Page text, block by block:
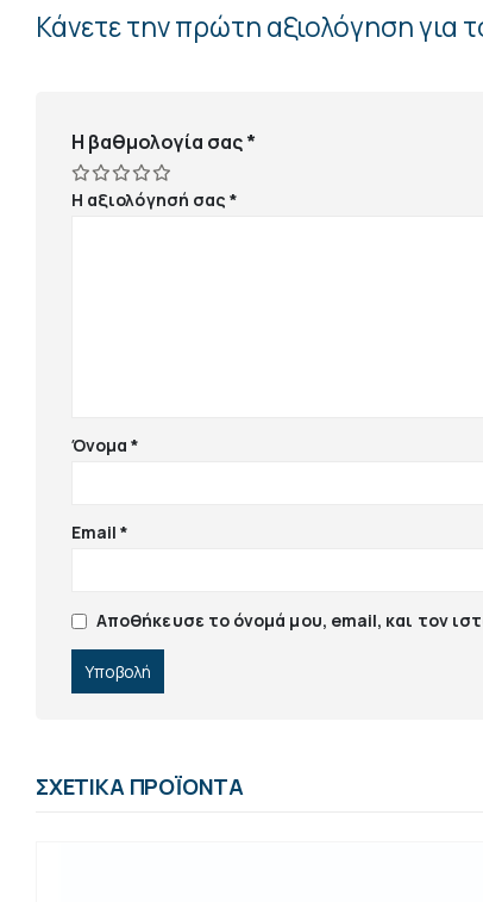
Κάνετε την πρώτη αξιολόγηση
Η βαθμολογία σας*
Η αξιολόγησή σας*
Όνομα*
Email*
Αποθήκευσε το όνομά μου, email, και τον
ΣΧΕΤΙΚΆ ΠΡΟΪΌΝΤΑ